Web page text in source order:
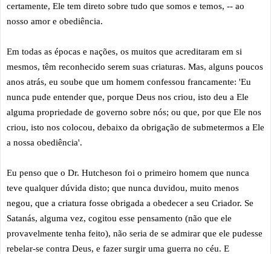
certamente, Ele tem direto sobre tudo que somos e temos, -- ao
nosso amor e obediência.
Em todas as épocas e nações, os muitos que acreditaram em si
mesmos, têm reconhecido serem suas criaturas. Mas, alguns poucos
anos atrás, eu soube que um homem confessou francamente: 'Eu
nunca pude entender que, porque Deus nos criou, isto deu a Ele
alguma propriedade de governo sobre nós; ou que, por que Ele nos
criou, isto nos colocou, debaixo da obrigação de submetermos a Ele
a nossa obediência'.
Eu penso que o Dr. Hutcheson foi o primeiro homem que nunca
teve qualquer dúvida disto; que nunca duvidou, muito menos
negou, que a criatura fosse obrigada a obedecer a seu Criador. Se
Satanás, alguma vez, cogitou esse pensamento (não que ele
provavelmente tenha feito), não seria de se admirar que ele pudesse
rebelar-se contra Deus, e fazer surgir uma guerra no céu. E